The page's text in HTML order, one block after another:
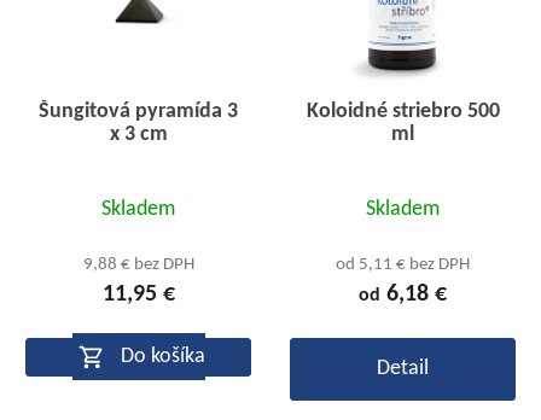
Šungitová pyramída 3
x 3 cm
Skladem
9,88 € bez DPH
11,95 €
Do košíka
Koloidné striebro 500
ml
produktu
je
4,4
z
5
Skladem
od 5,11 € bez DPH
od 6,18 €
Detail